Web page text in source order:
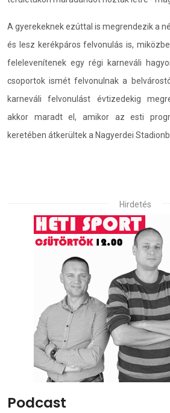
A gyerekeknek ezúttal is megrendezik a
és lesz kerékpáros felvonulás is,
felelevenítenek egy régi karneváli
csoportok ismét felvonulnak a
karneváli felvonulást évtizedekig
akkor maradt el, amikor az esti
keretében átkerültek a Nagyerdei
Hirdetés
Podcast